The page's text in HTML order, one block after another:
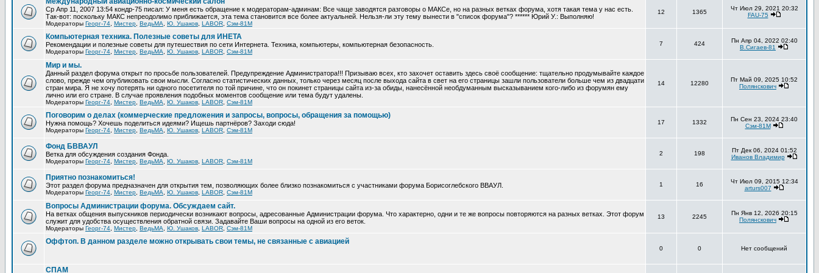
Ср Апр 11, 2007 13:54 кондр-75 писал: У меня есть обращение к модераторам-админам: Все чаще заводятся разговоры о МАКСе, но на разных ветках форума, хотя такая тема у нас есть.
Так-вот: поскольку МАКС непреодолимо приближается, эта тема становится все более актуальней. Нельзя-ли эту тему вынести в "список форума"? ****** Юрий У.: Выполняю!
Модераторы Георг-74 Мистер ВедьМА Ю. Ушаков LABOR Сэм-81М
12 1365
Чт Июл 29, 2021 20:32
FAU-75
Компьютерная техника. Полезные советы для ИНЕТА
Рекомендации и полезные советы для путешествия по сети Интернета. Техника, компьютеры, компьютерная безопасность.
Модераторы Георг-74 Мистер ВедьМА Ю. Ушаков LABOR Сэм-81М
7 424
Пн Апр 04, 2022 02:40
В.Сигаев-81
Мир и мы.
Данный раздел форума открыт по просьбе пользователей. Предупреждение Администратора!!! Призываю всех, кто захочет оставить здесь своё сообщение: тщательно продумывайте каждое
слово, прежде чем опубликовать свои мысли. Согласно статистических данных, только через месяц после выхода сайта в свет на его страницы зашли пользователи больше чем из двадцати
стран мира. Я не хочу потерять ни одного посетителя по той причине, что он покинет страницы сайта из-за обиды, нанесённой необдуманным высказыванием кого-либо из форумян ему
лично или его стране. В случае проявления подобных моментов сообщение или тема будут удалены.
Модераторы Георг-74 Мистер ВедьМА Ю. Ушаков LABOR Сэм-81М
14 12280
Пт Май 09, 2025 10:52
Полянскович
Поговорим о делах (коммерческие предложения и запросы, вопросы, обращения за помощью)
Нужна помощь? Хочешь поделиться идеями? Ищешь партнёров? Заходи сюда!
Модераторы Георг-74 Мистер ВедьМА Ю. Ушаков LABOR Сэм-81М
17 1332
Пн Сен 23, 2024 23:40
Сэм-81М
Фонд БВВАУЛ
Ветка для обсуждения создания Фонда.
Модераторы Георг-74 Мистер ВедьМА Ю. Ушаков LABOR Сэм-81М
2 198
Пт Дек 06, 2024 01:52
Иванов Владимир
Приятно познакомиться!
Этот раздел форума предназначен для открытия тем, позволяющих более близко познакомиться с участниками форума Борисоглебского ВВАУЛ.
Модераторы Георг-74 Мистер ВедьМА Ю. Ушаков LABOR Сэм-81М
1 16
Чт Июл 09, 2015 12:34
arturs007
Вопросы Администрации форума. Обсуждаем сайт.
На ветках общения выпускников периодически возникают вопросы, адресованные Администрации форума. Что характерно, одни и те же вопросы повторяются на разных ветках. Этот форум
служит для удобства осуществления обратной связи. Задавайте Ваши вопросы на одной из его веток.
Модераторы Георг-74 Мистер ВедьМА Ю. Ушаков LABOR Сэм-81М
13 2245
Пн Янв 12, 2026 20:15
Полянскович
Оффтоп. В данном разделе можно открывать свои темы, не связанные с авиацией
0 0 Нет сообщений
СПАМ